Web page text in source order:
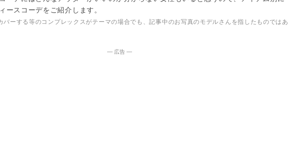
ースコーデをご紹介します。
ーする等のコンプレックスがテーマの場合でも、記事中のお写真のモデルさんを指したものではあ
― 広告 ―